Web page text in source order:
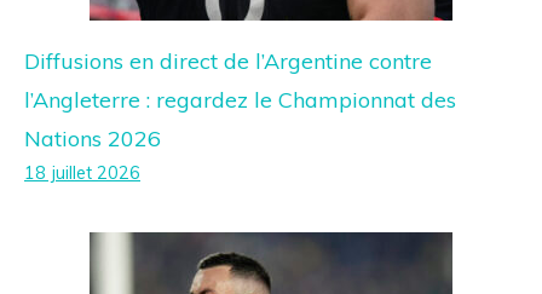
Diffusions en direct de l’Argentine contre
l’Angleterre : regardez le Championnat des
Nations 2026
18 juillet 2026